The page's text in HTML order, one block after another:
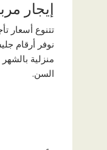
إيجار
تتنوع أسعار
نوفر أرقام
منزلية
السن.